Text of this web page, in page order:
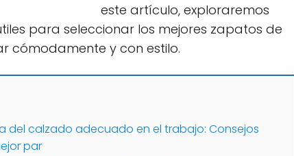
este artículo, exploraremos
para seleccionar los mejores zapatos de
cómodamente y con estilo.
del calzado adecuado en el trabajo: Consejos
par